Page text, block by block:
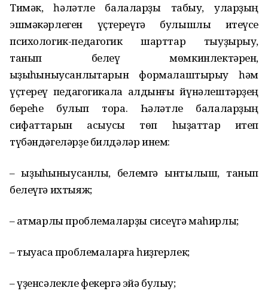
Тимәк, һәләтле балаларҙы табыу, уларҙың
эшмәкәрлеген үҫтереүгә булышлыҡ итеүсе
психологик-педагогик шарттар тыуҙырыу,
танып белеү мөмкинлектәрен,
ҡыҙыҡһыныусанлыҡтарын формалаштырыу һәм
үҫтереү педагогикала алдынғы йүнәлештәрҙең
береһе булып тора. Һәләтле балаларҙың
сифаттарын асыусы төп һыҙаттар итеп
түбәндәгеләрҙе билдәләр инем:
– ҡыҙыҡһыныусанлыҡ, белемгә ынтылыш, танып
белеүгә ихтыяж;
– ҡатмарлы проблемаларҙы сисеүгә маһирлыҡ;
– тыуасаҡ проблемаларға һиҙгерлек;
– үҙенсәлекле фекергә эйә булыу;